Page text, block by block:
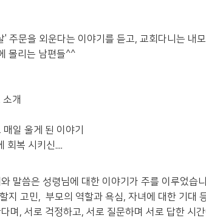
주문을 외운다는 이야기를 듣고, 교회다니는 내
몰리는 남편들^^
개
일 울게 된 이야기
복 시키신....
말씀은 성령님에 대한 이야기가 주를 이루었습
고민, 부모의 역할과 욕심, 자녀에 대한 기대
며, 서로 걱정하고, 서로 질문하며 서로 답한 시간